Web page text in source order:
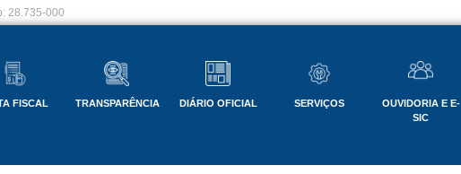
28.735-000
FISCAL TRANSPARÊNCIA DIÁRIO OFICIAL SERVIÇOS
OUVIDORIA E E-
SIC